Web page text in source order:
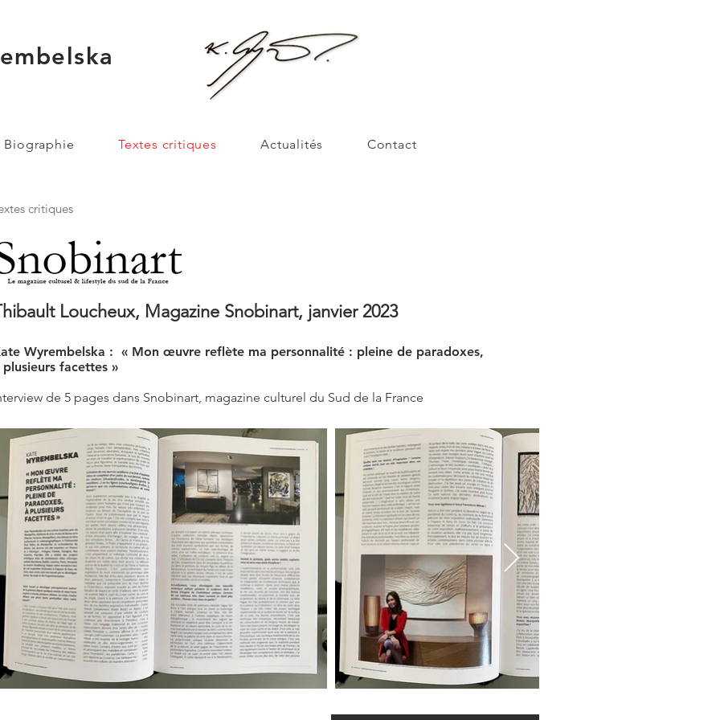
Biographie Textes critiques Actualités Contact
critiques
Loucheux, Magazine Snobinart, janvier 2023
Wyrembelska : « Mon œuvre reflète ma personnalité : pleine de paradoxes,
plusieurs facettes »
de 5 pages dans Snobinart, magazine culturel du Sud de la France